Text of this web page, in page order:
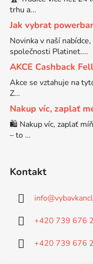
trhu a...
Jak vybrat
Novinka v naší
společnosti Platinet....
AKCE Cashback
Akce se vztahuje na
Z...
Nakup víc, zaplať
🛍️ Nakup víc, zaplať
– to ...
Kontakt
info@
+420 739 676
+420 739 676